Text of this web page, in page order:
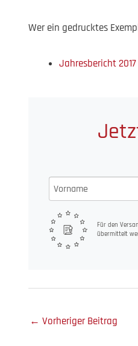
Wer ein gedrucktes
Jahresbericht 2017
Für den
übermittelt
← Vorheriger Beitrag